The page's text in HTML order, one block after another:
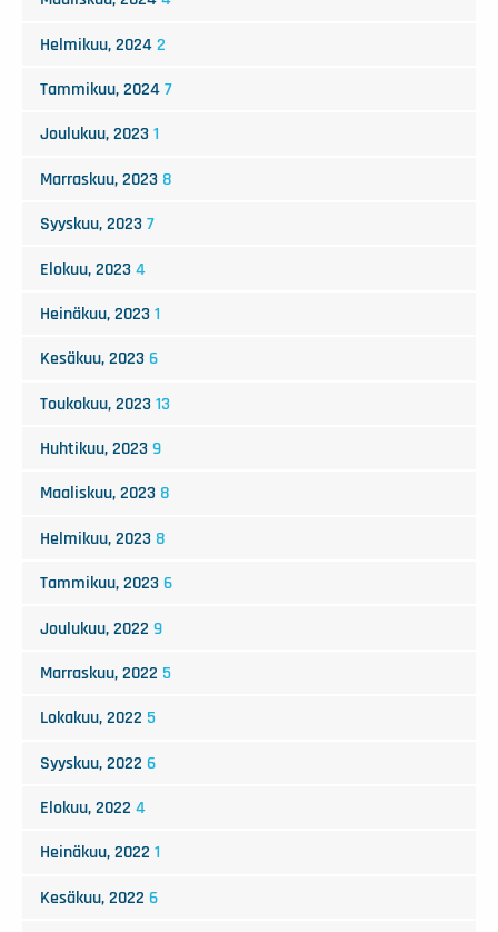
Helmikuu, 2024 2
Tammikuu, 2024 7
Joulukuu, 2023 1
Marraskuu, 2023 8
Syyskuu, 2023 7
Elokuu, 2023 4
Heinäkuu, 2023 1
Kesäkuu, 2023 6
Toukokuu, 2023 13
Huhtikuu, 2023 9
Maaliskuu, 2023 8
Helmikuu, 2023 8
Tammikuu, 2023 6
Joulukuu, 2022 9
Marraskuu, 2022 5
Lokakuu, 2022 5
Syyskuu, 2022 6
Elokuu, 2022 4
Heinäkuu, 2022 1
Kesäkuu, 2022 6